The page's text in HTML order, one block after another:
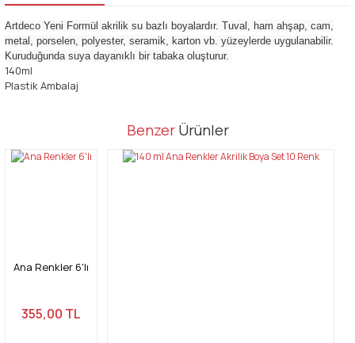
Artdeco Yeni Formül akrilik su bazlı boyalardır. Tuval, ham ahşap, cam,
metal, porselen, polyester, seramik, karton vb. yüzeylerde uygulanabilir.
Kuruduğunda suya dayanıklı bir tabaka oluşturur.
140ml
Plastik Ambalaj
Bu ürüne ilk yorumu siz yapın!
Bu ürünün fiyat bilgisi, resim, ürün açıklamalarında ve diğer
tarafımıza iletebilirsiniz.
Benzer Ürünler
Ana Renkler 6'lı
355,00 TL